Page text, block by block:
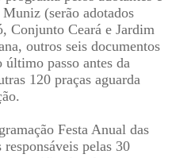
(serão adotados
Conjunto Ceará e Jardim
outros seis documentos
último passo antes da
120 praças aguarda
Festa Anual das
pelas 30